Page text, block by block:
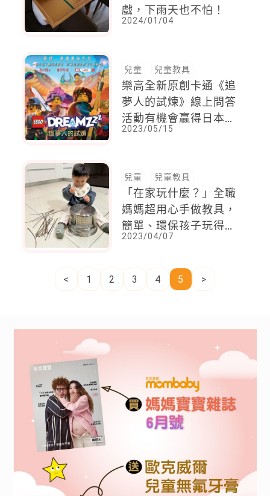
戲，下雨天也不怕！
2024/01/04
兒童 兒童教具
樂高全新原創卡通《追
夢人的試煉》線上問答
活動有機會贏得日本名
古屋LEGOLAND之旅
2023/05/15
兒童 兒童教具
「在家玩什麼？」全職
媽媽超用心手做教具，
簡單、環保孩子玩得好
開心！
2023/04/07
< 1 2 3 4 5 >